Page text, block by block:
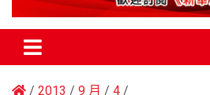
2013 9 月
4